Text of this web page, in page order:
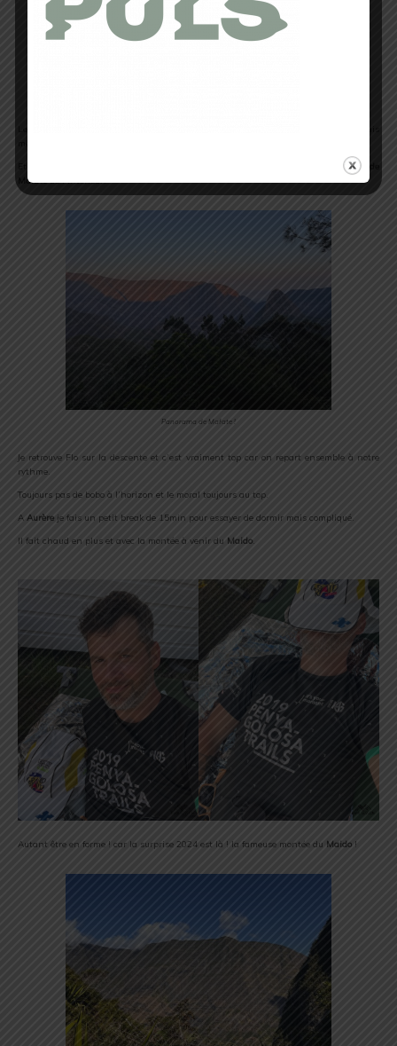
cirque de
Mafate
Panorama de Mafate !
Je retrouve Flo sur la descente et c’est vraiment top car on repart ensemble à notre
rythme.
Toujours pas de bobo à l’horizon et le moral toujours au top.
A Aurère je fais un petit break de 15min pour essayer de dormir mais compliqué.
Il fait chaud en plus et avec la montée à venir du Maido
Autant être en forme ! car la surprise 2024 est là ! la fameuse montée du Maido !